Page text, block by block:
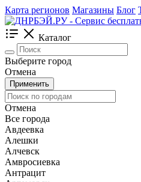
Карта регионов Магазины Блог
Каталог
Выберите город
Отмена
Применить
Отмена
Все города
Авдеевка
Алешки
Алчевск
Амвросиевка
Антрацит